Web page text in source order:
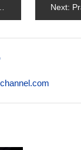
Next: